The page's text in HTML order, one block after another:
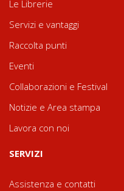
Le Librerie
Servizi e vantaggi
Raccolta punti
Eventi
Collaborazioni e Festival
Notizie e Area stampa
Lavora con noi
SERVIZI
Assistenza e contatti